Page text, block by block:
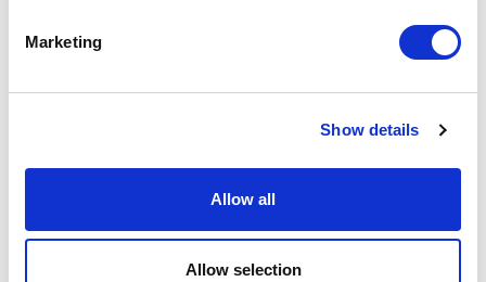
Marketing
Show details
Allow all
Allow selection
уютным и функциональным.
Размер: 25.37 MB
Скачать